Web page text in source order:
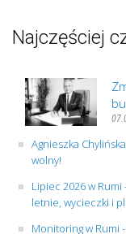
Najczęściej
Agnieszka
wolny!
Lipiec 2026 w
letnie, wycieczki i
Monitoring w Rumi